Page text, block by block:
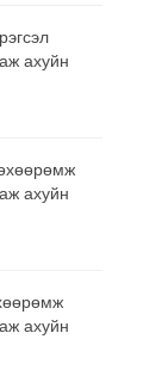
ахуйн
ахуйн
ахуйн